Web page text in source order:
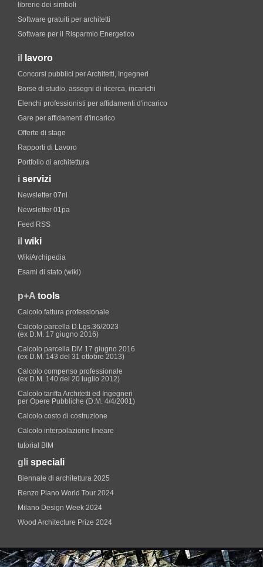
librerie dei simboli
Software gratuiti per architetti
Software per il Risparmio Energetico
il lavoro
Concorsi pubblici per Architetti, Ingegneri
Borse di studio, assegni di ricerca, incarichi
Elenchi professionisti per affidamenti d'incarico
Gare per affidamenti d'incarico
Offerte di stage
Rapporti di Lavoro
Portfolio di architettura
i servizi
Newsletter 07nl
Newsletter 01pa
Feed RSS
il wiki
WikiArchipedia
Esami di stato (wiki)
p+A tools
Calcolo fattura professionale
Calcolo parcella D.Lgs.36/2023
(ex D.M. 17 giugno 2016)
Calcolo parcella DM 17 giugno 2016
(ex D.M. 143 del 31 ottobre 2013)
Calcolo compenso professionale
(ex D.M. 140 del 20 luglio 2012)
Calcolo tariffa Architetti ed Ingegneri
per Opere Pubbliche (D.M. 4/4/2001)
Calcolo costo di costruzione
Calcolo interpolazione lineare
tutorial BIM
gli speciali
Biennale di architettura 2025
Renzo Piano World Tour 2024
Milano Design Week 2024
Wood Architecture Prize 2024